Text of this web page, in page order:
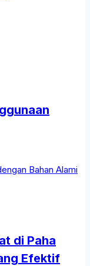
di Paha
Efektif